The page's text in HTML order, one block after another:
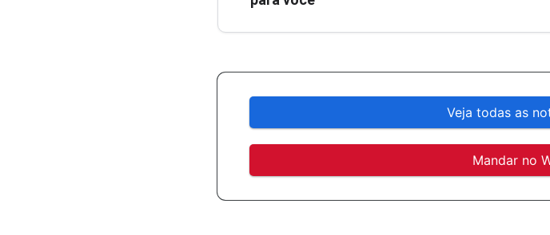
Veja todas as
Mandar no